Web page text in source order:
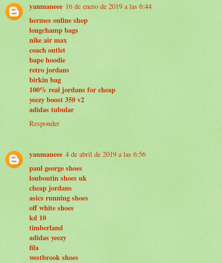
yanmaneee 16 de enero de 2019 a las 6:44
hermes online shop
longchamp bags
nike air max
coach outlet
bape hoodie
retro jordans
birkin bag
100% real jordans for cheap
yeezy boost 350 v2
adidas tubular
Responder
yanmaneee 4 de abril de 2019 a las 6:56
paul george shoes
louboutin shoes uk
cheap jordans
asics running shoes
off white shoes
kd 10
timberland
adidas yeezy
fila
westbrook shoes